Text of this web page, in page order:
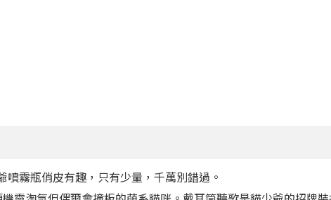
霧瓶俏皮有趣，只有少量，千萬別錯過。